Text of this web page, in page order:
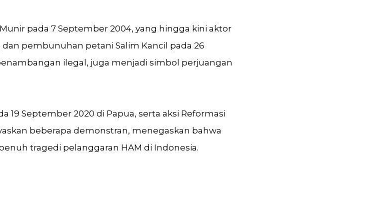
pada 7 September 2004, yang hingga kini aktor
pembunuhan petani Salim Kancil pada 26
ilegal, juga menjadi simbol perjuangan
19 September 2020 di Papua, serta aksi Reformasi
beberapa demonstran, menegaskan bahwa
tragedi pelanggaran HAM di Indonesia.